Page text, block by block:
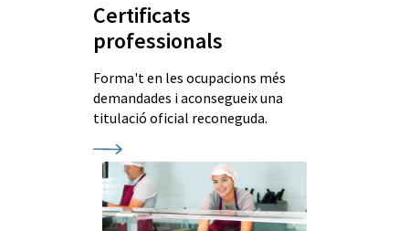
Certificats
professionals
Forma't en les ocupacions més
demandades i aconsegueix una
titulació oficial reconeguda.